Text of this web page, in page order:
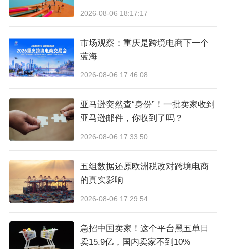
（图片来源：CoGoLinks）
出。国务院办公厅发布《关于推动外贸稳规模优
机构的意见》，鼓励金融机构创新完善外汇衍生
品和跨境人民币业务。随着疫后时代全球经济的
复苏，全球贸易市场也展现出明显的潜力与机
遇。在政策支持和市场活力的双重驱动作用下，
跨境贸易领域迎来巨大的发展空间，同时，伴随
也迎来了加速发展期。点击此处咨询 。
2026-08-06 18:17:17
市场观察：重庆是跨境电商下一个
蓝海
2026-08-06 17:46:08
亚马逊突然查“身份”！一批卖家收到
亚马逊邮件，你收到了吗？
2026-08-06 17:33:50
五组数据还原欧洲税改对跨境电商
的真实影响
2026-08-06 17:29:54
急招中国卖家！这个平台黑五单日
卖15.9亿，国内卖家不到10%